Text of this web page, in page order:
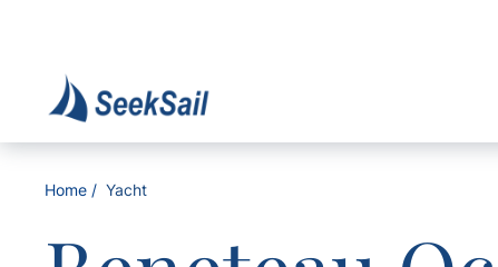
Home Yacht